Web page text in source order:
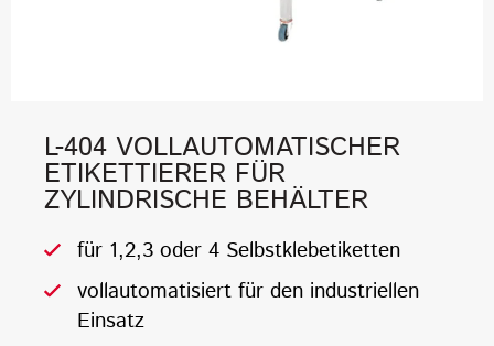
L-404 VOLLAUTOMATISCHER
ETIKETTIERER FÜR
ZYLINDRISCHE BEHÄLTER
für 1,2,3 oder 4 Selbstklebetiketten
vollautomatisiert für den industriellen
Einsatz